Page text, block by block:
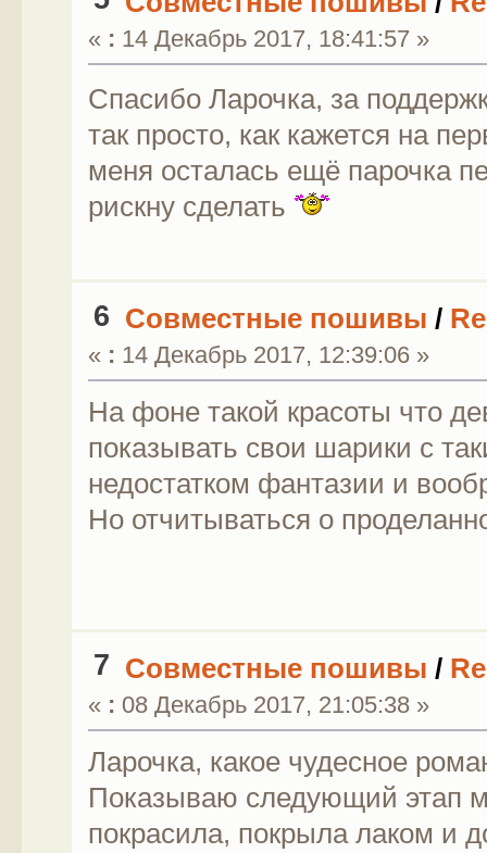
« : 14 Декабрь 2017, 18:41:57 »
Спасибо Ларочка, за
так просто, как кажется на
меня осталaсь ещё парочка
рискну сделать
6 Совместные пошивы /
« : 14 Декабрь 2017, 12:39:06 »
На фоне такой красоты что
показывать свои шарики с
недостатком фантазии и
Но отчитываться о
7 Совместные пошивы /
« : 08 Декабрь 2017, 21:05:38 »
Ларочка, какое чудесное
Показываю следующий этап
покрасила, покрыла лаком и